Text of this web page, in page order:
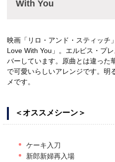
With You
映画「リロ・アンド・スティッチ
Love With You」。エルビス・プ
バーしています。原曲とは違った
で可愛いらしいアレンジです。明
メです。
＜オススメシーン＞
ケーキ入刀
新郎新婦再入場